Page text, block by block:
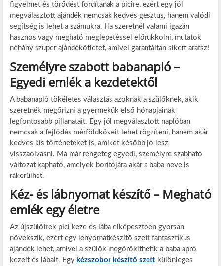
figyelmet és törődést fordítanak a picire, ezért egy jól
megválasztott ajándék nemcsak kedves gesztus, hanem valódi
segítség is lehet a számukra. Ha szeretnél valami igazán
hasznos vagy megható meglepetéssel előrukkolni, mutatok
néhány szuper ajándékötletet, amivel garantáltan sikert aratsz!
Személyre szabott babanapló –
Egyedi emlék a kezdetektől
A babanapló tökéletes választás azoknak a szülőknek, akik
szeretnék megőrizni a gyermekük első hónapjainak
legfontosabb pillanatait. Egy jól megválasztott naplóban
nemcsak a fejlődés mérföldköveit lehet rögzíteni, hanem akár
kedves kis történeteket is, amiket később jó lesz
visszaolvasni. Ma már rengeteg egyedi, személyre szabható
változat kapható, amelyek borítójára akár a baba neve is
rákerülhet.
Kéz- és lábnyomat készítő – Megható
emlék egy életre
Az újszülöttek pici keze és lába elképesztően gyorsan
növekszik, ezért egy lenyomatkészítő szett fantasztikus
ajándék lehet, amivel a szülők megörökíthetik a baba apró
kezeit és lábait. Egy kézszobor készítő szettkülönleges